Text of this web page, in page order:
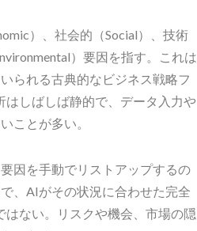
）、社会的（Social）、技術
）要因を指す。これは
られる古典的なビジネス戦略フ
はしばしば静的で、データ入力や
ことが多い。
因を手動でリストアップするの
、AIがその状況に合わせた完全
はない。リスクや機会、市場の隠